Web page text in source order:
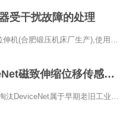
受干扰故障的处理
博尔森停产DeviceNet磁致伸缩位移传感器的原因